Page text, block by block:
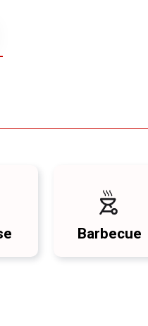
Barbecue